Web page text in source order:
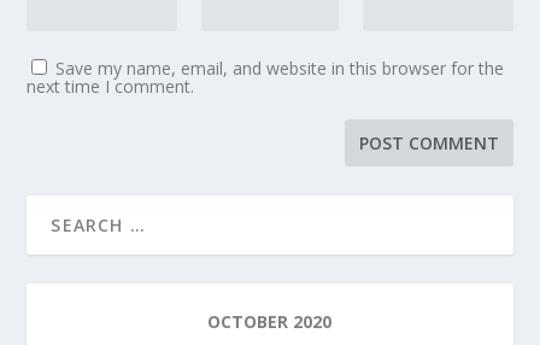
Save my name, email, and website in this browser for the
next time I comment.
OCTOBER 2020